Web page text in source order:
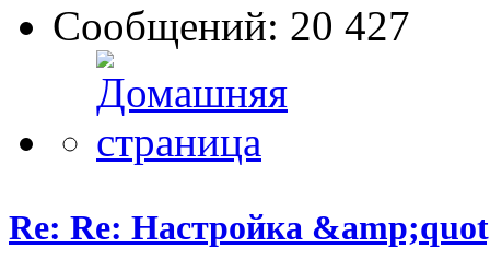
Сообщений: 20 427
Re: Re: Настройка